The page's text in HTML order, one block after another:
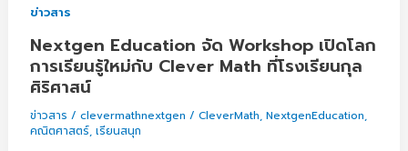
ข่าวสาร
Nextgen Education จัด Workshop เปิดโลก
การเรียนรู้ใหม่กับ Clever Math ที่โรงเรียนกุล
ศิริศาสน์
ข่าวสาร /clevermathnextgen/CleverMath,NextgenEducation,
คณิตศาสตร์,เรียนสนุก
จัด
Workshop
เปิด
โลก
การ
เรียน